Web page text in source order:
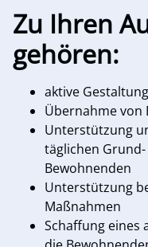
Zu Ihren
gehören:
aktive
Übernahme von
Unterstützung
täglichen
Bewohnenden
Unterstützung
Maßnahmen
Schaffung eines